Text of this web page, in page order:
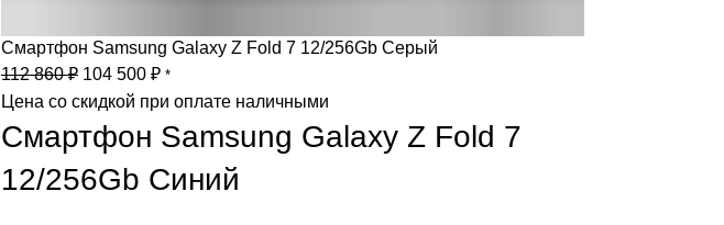
Смартфон Samsung Galaxy Z Fold 7 12/256Gb Серый
112 860₽ Первоначальная
цена
составляла
112
860 ₽.
104 500 ₽Текущая
цена:
104
*
Цена со скидкой при оплате наличными
Смартфон Samsung Galaxy Z Fold 7
12/256Gb Синий